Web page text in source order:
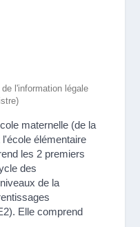
l'information légale
maternelle (de la
élémentaire
les 2 premiers
des
de la
Elle comprend